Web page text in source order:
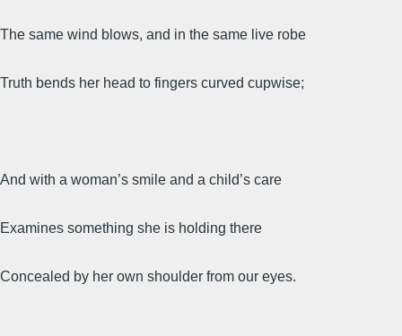
The same wind blows, and in the same live robe
Truth bends her head to fingers curved cupwise;
And with a woman’s smile and a child’s care
Examines something she is holding there
Concealed by her own shoulder from our eyes.